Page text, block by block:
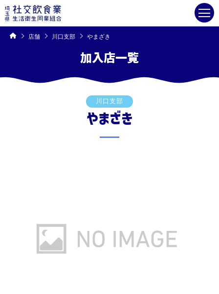
へ
店舗 川口支部 やまざき
加入店一覧
川口支部
やまざき